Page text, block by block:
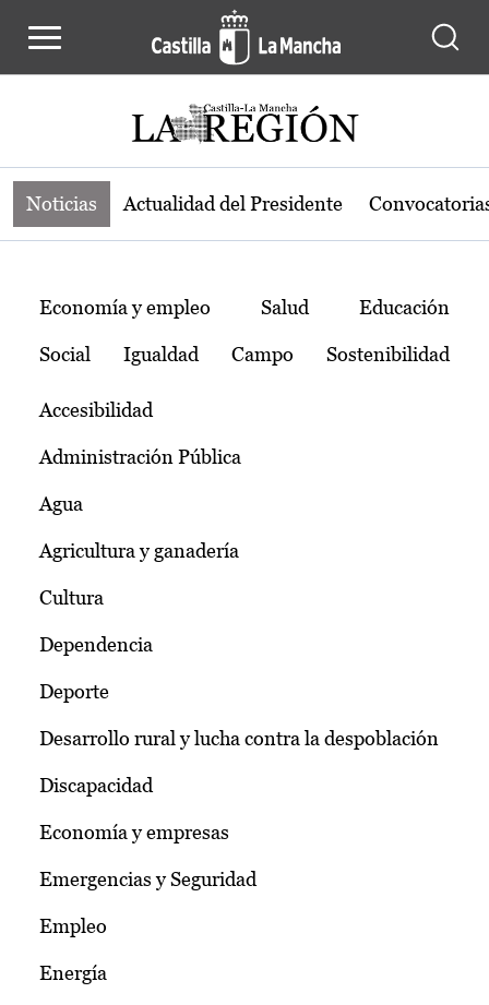
Noticias de la región de Castilla-La
Noticias Actualidad del Presidente
Temas
Economía y empleo Salud Educación
Social Igualdad Campo Sostenibilidad
Accesibilidad
Administración Pública
Agua
Agricultura y ganadería
Cultura
Dependencia
Deporte
Desarrollo rural y lucha contra la despoblación
Discapacidad
Economía y empresas
Emergencias y Seguridad
Empleo
Energía